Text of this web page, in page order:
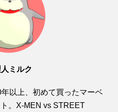
ミルク
以上、初めて買ったマーベ
。X-MEN vs STREET